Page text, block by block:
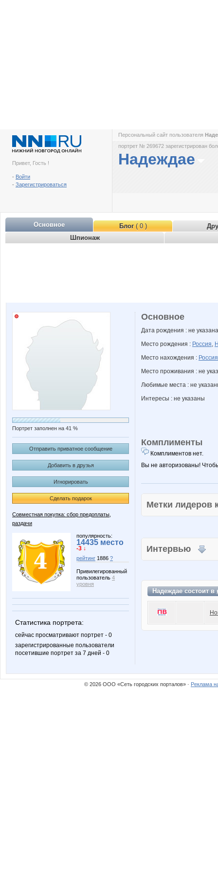
Привет, Гость !
- Войти
- Зарегистрироваться
Персональный сайт пользователя
портрет № 269672 зарегистрирован
Надеждае
Основное Блог( 0 )
Шпионаж
Портрет заполнен на 41 %
Отправить приватное сообщение
Добавить в друзья
Игнорировать
Сделать подарок
Совместная покупка: сбор предоплаты,
раздачи
популярность:
14435 место
-3 ↓
рейтинг 1886 ?
Привилегированный
пользователь 4
уровня
Статистика портрета:
сейчас просматривают портрет - 0
зарегистрированные пользователи
посетившие портрет за 7 дней - 0
Основное
Дата рождения : не указана
Место рождения : Россия,
Место нахождения : Россия
Место проживания : не
Любимые места : не
Интересы : не указаны
Комплименты
Комплиментов нет.
Вы не авторизованы!
Метки
Интервью
Надеждае состоит в
© 2026 ООО «Сеть городских порталов» · Реклама